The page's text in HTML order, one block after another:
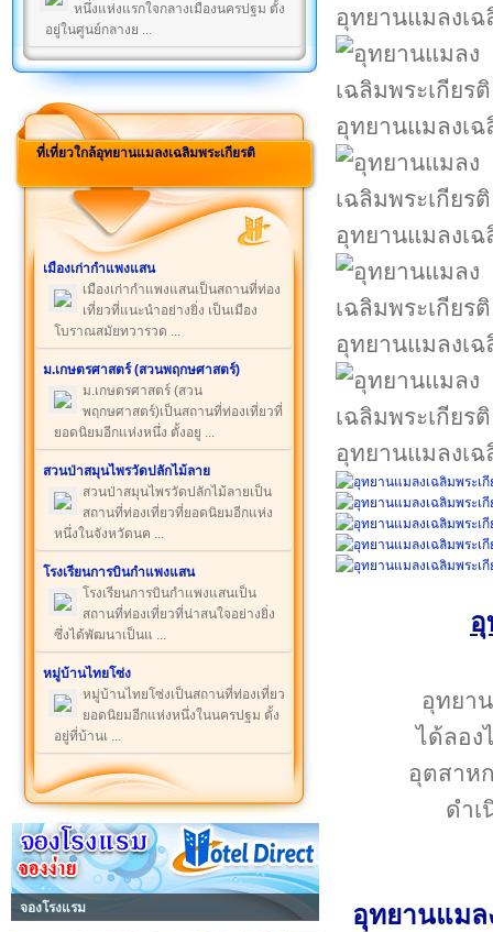
หนึ่งแห่งแรกใจกลางเมืองนครปฐม ตั้ง
อยู่ในศูนย์กลางย ...
ที่เที่ยวใกล้อุทยานแมลงเฉลิมพระเกียรติ
เมืองเก่ากำแพงแสน
เมืองเก่ากำแพงแสนเป็นสถานที่ท่อง
เที่ยวที่แนะนำอย่างยิ่ง เป็นเมือง
โบราณสมัยทวารวด ...
ม.เกษตรศาสตร์ (สวนพฤกษศาสตร์)
ม.เกษตรศาสตร์ (สวน
พฤกษศาสตร์)เป็นสถานที่ท่องเที่ยวที่
ยอดนิยมอีกแห่งหนึ่ง ตั้งอยู ...
สวนป่าสมุนไพรวัดปลักไม้ลาย
สวนป่าสมุนไพรวัดปลักไม้ลายเป็น
สถานที่ท่องเที่ยวที่ยอดนิยมอีกแห่ง
หนึ่งในจังหวัดนค ...
โรงเรียนการบินกำแพงแสน
โรงเรียนการบินกำแพงแสนเป็น
สถานที่ท่องเที่ยวที่น่าสนใจอย่างยิ่ง
ซึ่งได้พัฒนาเป็นแ ...
หมู่บ้านไทยโซ่ง
หมู่บ้านไทยโซ่งเป็นสถานที่ท่องเที่ยว
ยอดนิยมอีกแห่งหนึ่งในนครปฐม ตั้ง
อยู่ที่บ้านเ ...
จองโรงแรม
อุทยานแมลงเฉ
อุทยานแมลงเฉ
อุทยานแมลงเฉ
อุทยานแมลงเฉ
อุทยานแมลงเฉ
อุ
อุทยา
ได้ลอง
อุตสาห
ดำ
อุทยานแมล